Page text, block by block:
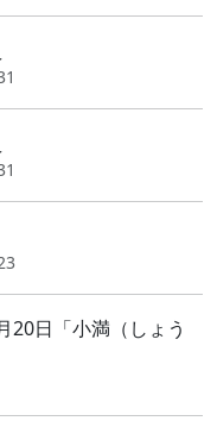
日「小満（しょう